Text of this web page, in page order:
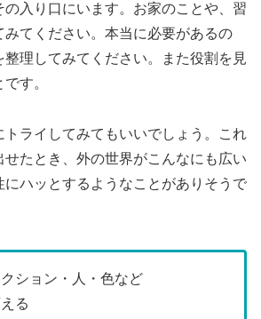
の入り口にいます。お家のことや、習
みてください。本当に必要があるの
理してみてください。また役割を見
す。
トライしてみてもいいでしょう。これ
せたとき、外の世界がこんなにも広い
にハッとするようなことがありそうで
ション・人・色など
る